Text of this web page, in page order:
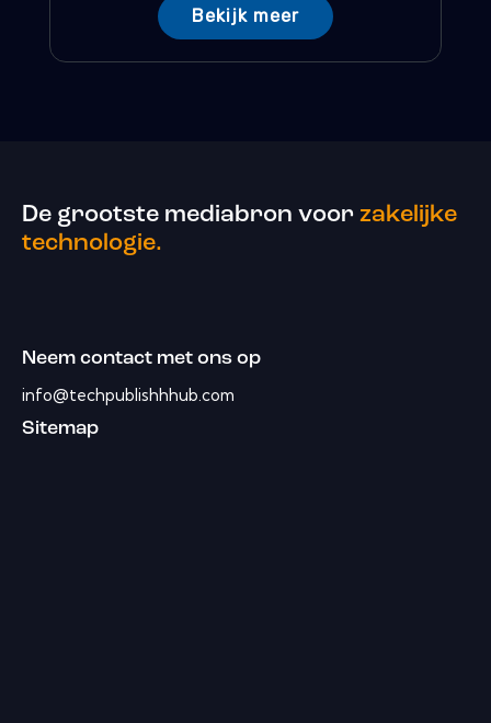
Bekijk meer
De grootste mediabron voor zakelijke
technologie.
Neem contact met ons op
info@techpublishhhub.com
Sitemap